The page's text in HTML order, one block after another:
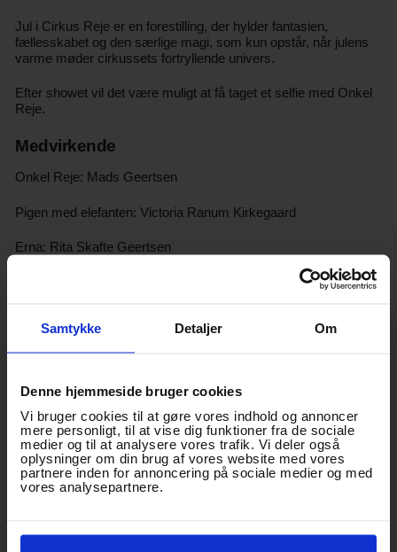
Samtykke Detaljer Om
Denne hjemmeside bruger cookies
Vi bruger cookies til at gøre vores indhold og annoncer
mere personligt, til at vise dig funktioner fra de sociale
medier og til at analysere vores trafik. Vi deler også
oplysninger om din brug af vores website med vores
partnere inden for annoncering på sociale medier og med
vores analysepartnere.
Jul i Cirkus Reje er en forestilling, der hylder fantasien,
fællesskabet og den særlige magi, som kun opstår, når julens
varme møder cirkussets fortryllende univers.
Efter showet vil det være muligt at få taget et selfie med Onkel
Reje.
Medvirkende
Onkel Reje: Mads Geertsen
Pigen med elefanten: Victoria Ranum Kirkegaard
Erna: Rita Skafte Geertsen
Cirkusartister: Julia Myllikangas og Joakim Myllikangas
Koreografi: Rikke Vangsgaard
Tidsplan
Gamborg Bryghus & Streetfood åbner: kl. 12.00
Dørene åbner: kl. 12.00
Showstart: kl. 13.00
Showet slutter: kl. 14.00
*Alle tidspunkter er cirka-tider og kan ændre sig.
Salen